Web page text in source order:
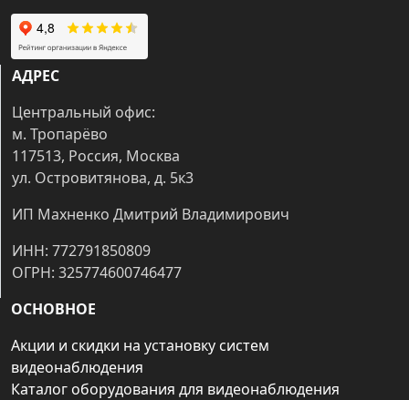
АДРЕС
Центральный офис:
м. Тропарёво
117513, Россия, Москва
ул. Островитянова, д. 5к3
ИП Махненко Дмитрий Владимирович
ИНН: 772791850809
ОГРН: 325774600746477
ОСНОВНОЕ
Акции и скидки на установку систем
видеонаблюдения
Каталог оборудования для видеонаблюдения